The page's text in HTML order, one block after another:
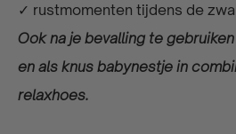
✓ rustmomenten tijdens de
Ook na je bevalling te
en als knus babynestje in
relaxhoes.